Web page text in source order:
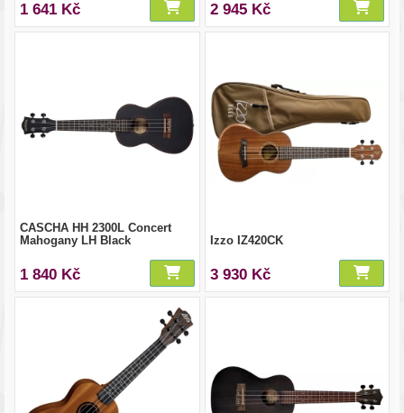
1 641 Kč 2 945 Kč
CASCHA HH 2300L Concert
Mahogany LH Black
1 840 Kč
Izzo IZ420CK
3 930 Kč